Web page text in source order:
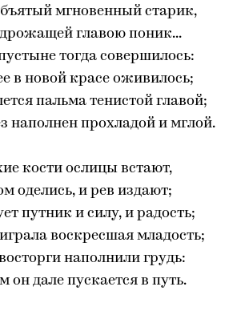
мгновенный старик,
главою поник...
тогда совершилось:
в новой красе оживилось;
пальма тенистой главой;
наполнен прохладой и мглой.
кости ослицы встают,
оделись, и рев издают;
путник и силу, и радость;
воскресшая младость;
наполнили грудь:
он дале пускается в путь.